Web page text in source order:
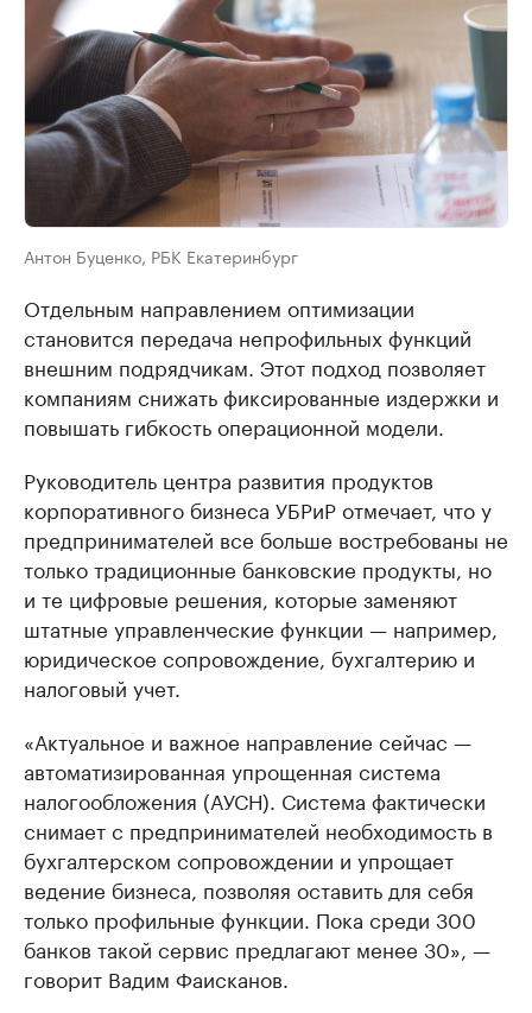
Антон Буценко, РБК Екатеринбург
Отдельным направлением оптимизации
становится передача непрофильных функций
внешним подрядчикам. Этот подход позволяет
компаниям снижать фиксированные издержки и
повышать гибкость операционной модели.
Руководитель центра развития продуктов
корпоративного бизнеса УБРиР отмечает, что у
предпринимателей все больше востребованы не
только традиционные банковские продукты, но
и те цифровые решения, которые заменяют
штатные управленческие функции — например,
юридическое сопровождение, бухгалтерию и
налоговый учет.
«Актуальное и важное направление сейчас —
автоматизированная упрощенная система
налогообложения (АУСН). Система фактически
снимает с предпринимателей необходимость в
бухгалтерском сопровождении и упрощает
ведение бизнеса, позволяя оставить для себя
только профильные функции. Пока среди 300
банков такой сервис предлагают менее 30», —
говорит Вадим Фаисканов.